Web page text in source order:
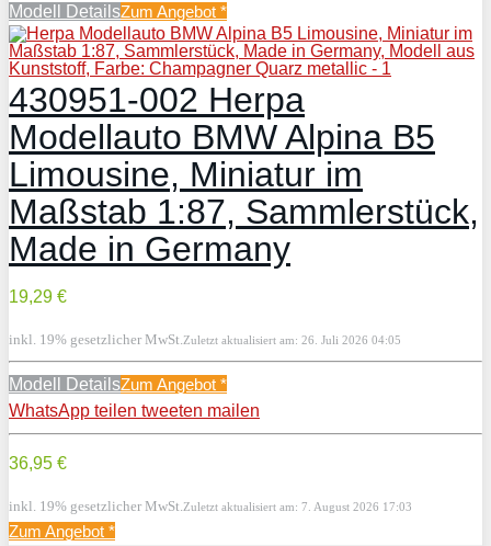
Modell DetailsZum Angebot *
430951-002 Herpa
Modellauto BMW Alpina B5
Limousine, Miniatur im
Maßstab 1:87, Sammlerstück,
Made in Germany
19,29 €
inkl. 19% gesetzlicher MwSt. Zuletzt aktualisiert am: 26. Juli 2026 04:05
Modell DetailsZum Angebot *
WhatsApp teilen tweeten mailen
36,95 €
inkl. 19% gesetzlicher MwSt. Zuletzt aktualisiert am: 7. August 2026 17:03
Zum Angebot *